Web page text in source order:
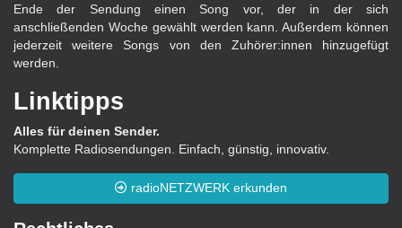
Ende der Sendung einen Song vor, der in der sich
anschließenden Woche gewählt werden kann. Außerdem können
jederzeit weitere Songs von den Zuhörer:innen hinzugefügt
werden.
Linktipps
Alles für deinen Sender.
Komplette Radiosendungen. Einfach, günstig, innovativ.
radioNETZWERK erkunden